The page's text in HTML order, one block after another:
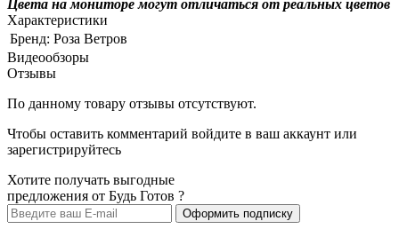
Цвета на мониторе могут отличаться от реальных цветов
Характеристики
Бренд: Роза Ветров
Видеообзоры
Отзывы
По данному товару отзывы отсутствуют.
Чтобы оставить комментарий войдите в ваш аккаунт или
зарегистрируйтесь
Хотите получать выгодные
предложения от Будь Готов ?
Оформить подписку